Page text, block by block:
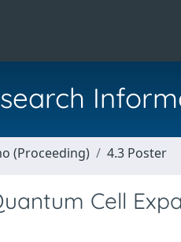
(Proceeding) 4.3 Poster
Cell